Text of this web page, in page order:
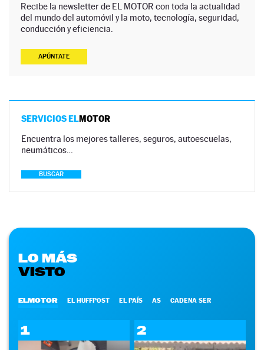
Recibe la newsletter de EL MOTOR con toda la actualidad
del mundo del automóvil y la moto, tecnología, seguridad,
conducción y eficiencia.
APÚNTATE
SERVICIOS ELMOTOR
Encuentra los mejores talleres, seguros, autoescuelas,
neumáticos…
BUSCAR
LO MÁS
VISTO
ELMOTOR EL HUFFPOST EL PAÍS AS CADENA SER
1 2